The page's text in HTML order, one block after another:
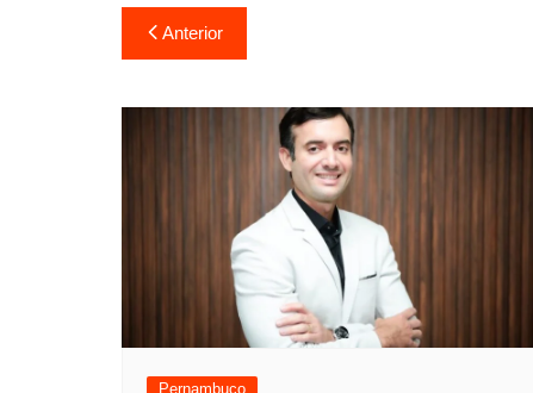
Anterior
Pernambuco